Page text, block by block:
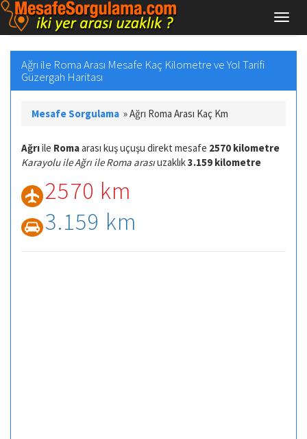
Ağrı ile Roma Arası Mesafe Kaç Kilometre ve Yol Tarifi
Güzergah Haritası
Mesafe Sorgulama »Ağrı Roma Arası Kaç Km
Ağrıile Romaarası kuş uçuşu direkt mesafe 2570 kilometre
Karayolu ile Ağrı ile Roma arasıuzaklık3.159 kilometre
2570 km
3.159 km